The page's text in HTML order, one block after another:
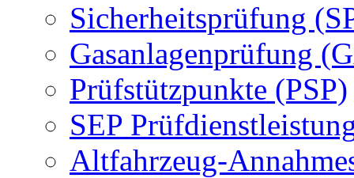
Sicherheitsprüfung
Gasanlagenprüfung
Prüfstützpunkte (PSP)
SEP
Altfahrzeug-